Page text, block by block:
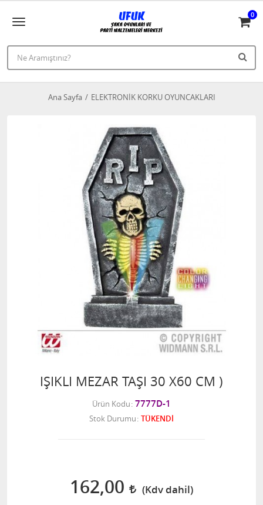
0
Ana Sayfa ELEKTRONİK KORKU OYUNCAKLARI
IŞIKLI MEZAR TAŞI 30 X60 CM )
Ürün Kodu 7777D-1
Stok Durumu TÜKENDİ
162,00